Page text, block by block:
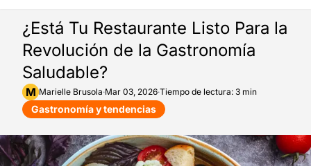
¿Está Tu Restaurante Listo Para la
Revolución de la Gastronomía
Saludable?
M Marielle Brusola·Mar 03, 2026·Tiempo de lectura: 3 min
Gastronomía y tendencias